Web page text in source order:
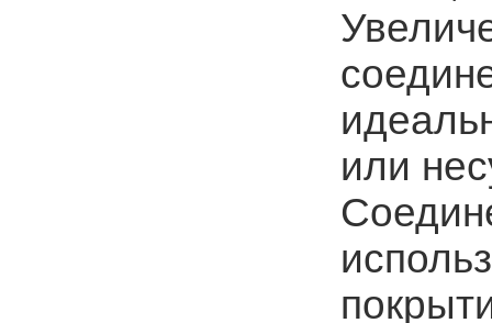
или